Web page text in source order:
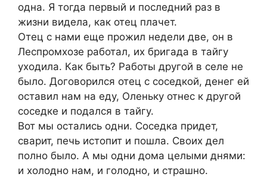
одна. Я тогда первый и последний раз в
жизни видела, как отец плачет.
Отец с нами еще прожил недели две, он в
Леспромхозе работал, их бригада в тайгу
уходила. Как быть? Работы другой в селе не
было. Договорился отец с соседкой, денег ей
оставил нам на еду, Оленьку отнес к другой
соседке и подался в тайгу.
Вот мы остались одни. Соседка придет,
сварит, печь истопит и пошла. Своих дел
полно было. А мы одни дома целыми днями:
и холодно нам, и голодно, и страшно.